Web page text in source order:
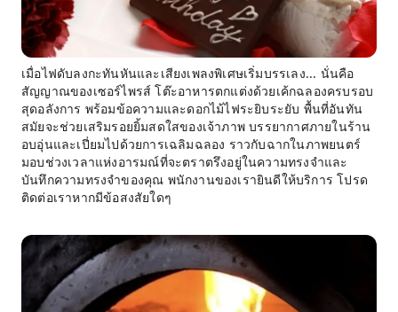
เมื่อไฟดับลงกะทันหันและเสียงเพลงพิเศษเริ่มบรรเลง... นั่นคือ
สัญญาณของเซอร์ไพรส์ โต๊ะอาหารตกแต่งด้วยเค้กฉลองครบรอบ
สุดอลังการ พร้อมข้อความและดอกไม้ไฟระยิบระยับ พื้นที่อันทัน
สมัยจะช่วยเสริมรอยยิ้มสดใสของเจ้าภาพ บรรยากาศภายในร้าน
อบอุ่นและเปี่ยมไปด้วยการเฉลิมฉลอง ราวกับฉากในภาพยนตร์
มอบช่วงเวลาแห่งอารมณ์ที่จะตราตรึงอยู่ในความทรงจำและ
บันทึกความทรงจำของคุณ พนักงานของเรายินดีให้บริการ โปรด
ติดต่อเราหากมีข้อสงสัยใดๆ